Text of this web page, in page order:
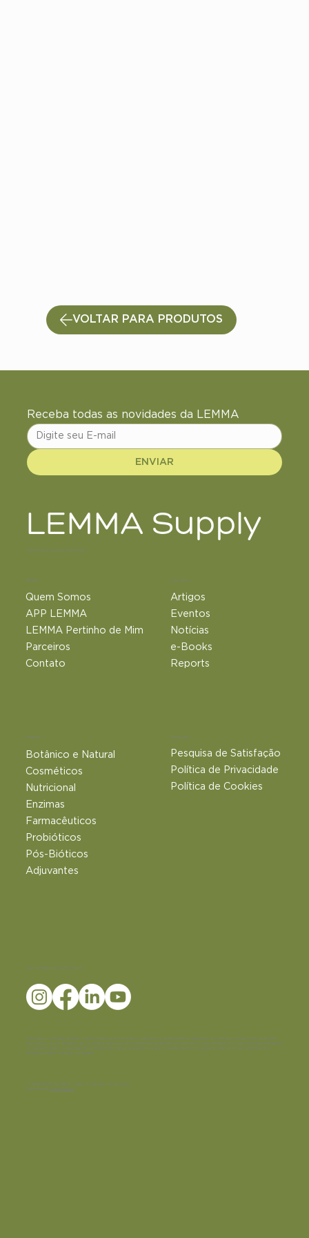
VOLTAR PARA PRODUTOS
Receba todas as novidades da LEMMA
ENVIAR
LEMMA Supply
+18 de anos de ciência e inovação
Quem Somos
APP LEMMA
LEMMA Pertinho de Mim
Parceiros
Contato
Conteúdos
Artigos
Eventos
Notícias
e-Books
Reports
Produtos
Botânico e Natural​
Cosméticos
Nutricional
Enzimas
Farmacêuticos
Probióticos
Pós-Bióticos
Adjuvantes
Outros Links
Pesquisa de Satisfação
Política de Privacidade
Política de Cookies
Siga a LEMMA nas Redes Sociais
Disclaimer:
Conteúdo dirigido exclusivamente às farmácias magistrais e profissionais habilitados da área da saúde. Possui caráter
informativo e não dispensa da avaliação criteriosa do profissional habilitado da área da saúde, mediante as necessidades individuais
e a prática clínica. A reprodução e divulgação deste material é restrita a profissionais da saúde e não deve ser veiculada em
quaisquer mídias escritas ou digitais.
© 2025 LEMMA SUPPLY - Todos os direitos reservados.
Produced by
Verity Digital